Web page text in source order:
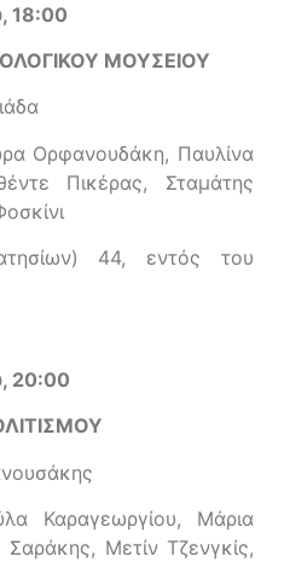
18:00
ΜΟΥΣΕΙΟΥ
Ορφανουδάκη, Παυλίνα
Πικέρας, Σταμάτης
44, εντός του
20:00
Καραγεωργίου, Μάρια
Σαράκης, Μετίν Τζενγκίς,